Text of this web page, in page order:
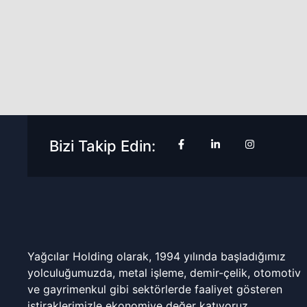
Bizi Takip Edin:
Yağcılar Holding olarak, 1994 yılında başladığımız
yolculuğumuzda, metal işleme, demir-çelik, otomotiv
ve gayrimenkul gibi sektörlerde faaliyet gösteren